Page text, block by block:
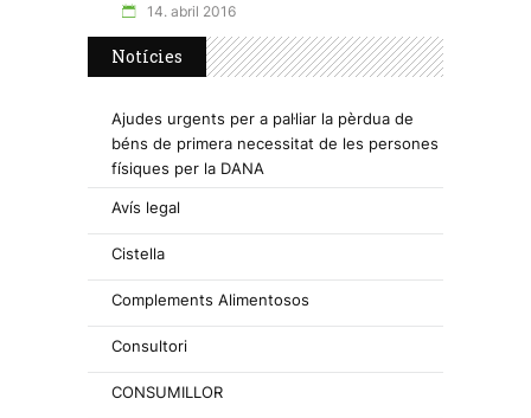
14. abril 2016
Notícies
Ajudes urgents per a pal·liar la pèrdua de
béns de primera necessitat de les persones
físiques per la DANA
Avís legal
Cistella
Complements Alimentosos
Consultori
CONSUMILLOR